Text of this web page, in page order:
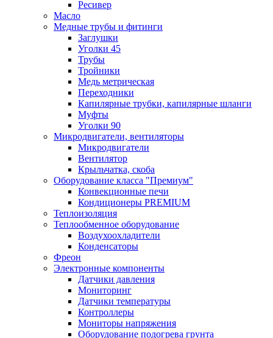
Ресивер
Масло
Медные трубы и фитинги
Заглушки
Уголки 45
Трубы
Тройники
Медь метрическая
Переходники
Капилярные трубки, капилярные шланги
Муфты
Уголки 90
Микродвигатели, вентиляторы
Микродвигатели
Вентилятор
Крыльчатка, скоба
Оборудование класса "Премиум"
Конвекционные печи
Кондиционеры PREMIUM
Теплоизоляция
Теплообменное оборудование
Воздухоохладители
Конденсаторы
Фреон
Электронные компоненты
Датчики давления
Мониторинг
Датчики температуры
Контроллеры
Мониторы напряжения
Оборудование подогрева грунта